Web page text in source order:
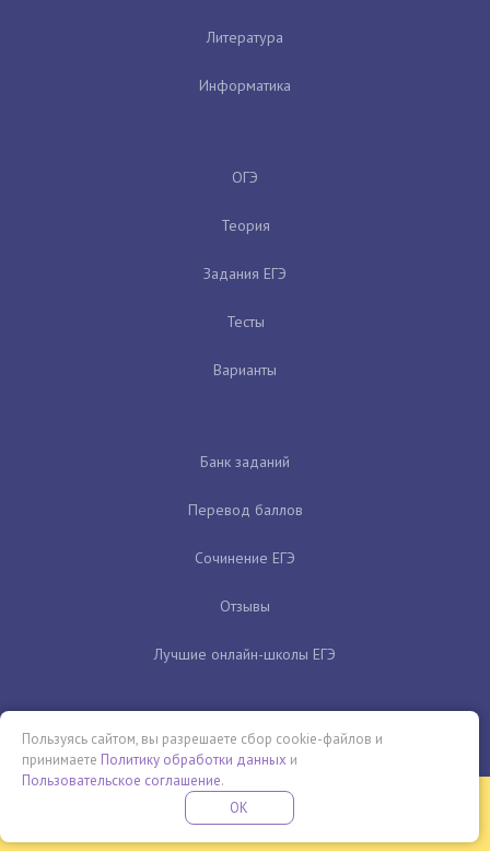
Литература
Информатика
ОГЭ
Теория
Задания ЕГЭ
Тесты
Варианты
Банк заданий
Перевод баллов
Сочинение ЕГЭ
Отзывы
Лучшие онлайн-школы ЕГЭ
Бесплатная летняя школа
ПРОВЕДИ ЭТО ЛЕТО С ПОЛЬЗОЙ
Пользуясь сайтом, вы разрешаете сбор cookie-файлов и
принимаете Политику обработки данных и
Пользовательское соглашение.
OK